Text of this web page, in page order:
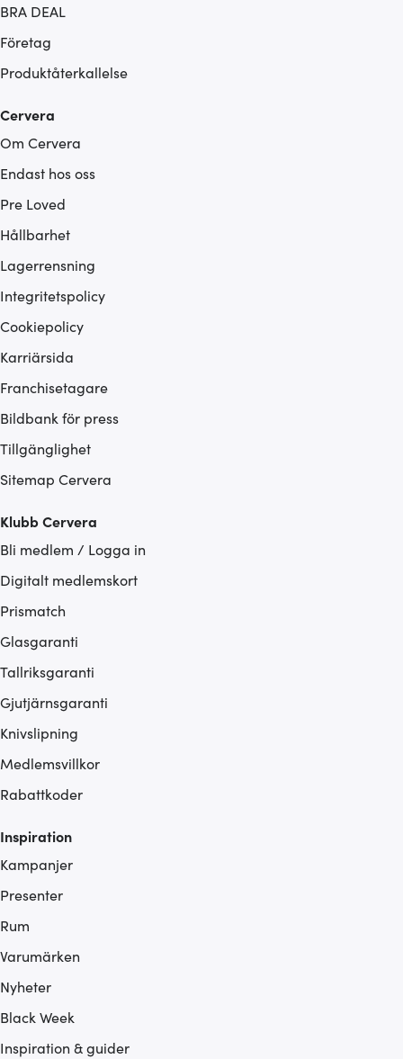
BRA DEAL
Företag
Produktåterkallelse
Cervera
Om Cervera
Endast hos oss
Pre Loved
Hållbarhet
Lagerrensning
Integritetspolicy
Cookiepolicy
Karriärsida
Franchisetagare
Bildbank för press
Tillgänglighet
Sitemap Cervera
Klubb Cervera
Bli medlem / Logga in
Digitalt medlemskort
Prismatch
Glasgaranti
Tallriksgaranti
Gjutjärnsgaranti
Knivslipning
Medlemsvillkor
Rabattkoder
Inspiration
Kampanjer
Presenter
Rum
Varumärken
Nyheter
Black Week
Inspiration & guider